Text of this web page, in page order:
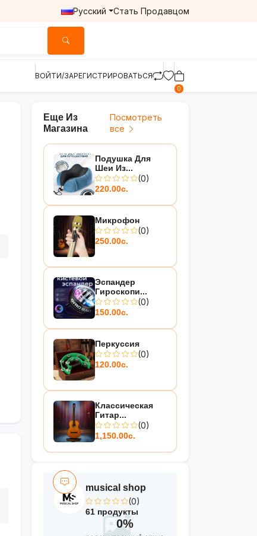
Русский Стать Продавцом
ВОЙТИ/ЗАРЕГИСТРИРОВАТЬСЯ
0
Еще Из
Магазина
Посмотреть
все
Подушка Для
Шеи Из...
(0)
220.00с.
Микрофон
(0)
250.00с.
Эспандер
Гироскопи...
(0)
150.00с.
Перкуссия
(0)
120.00с.
Классическая
Гитар...
(0)
1,150.00с.
musical shop
(0)
61 продукты
0%